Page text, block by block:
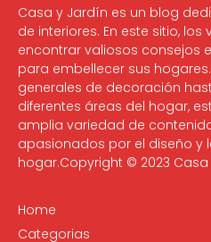
Casa y Jardín es un blog
de interiores. En este sitio,
encontrar valiosos consejos
para embellecer sus
generales de decoración
diferentes áreas del hogar,
amplia variedad de
apasionados por el diseño y
hogar.Copyright © 2023 Casa
Home
Categorias